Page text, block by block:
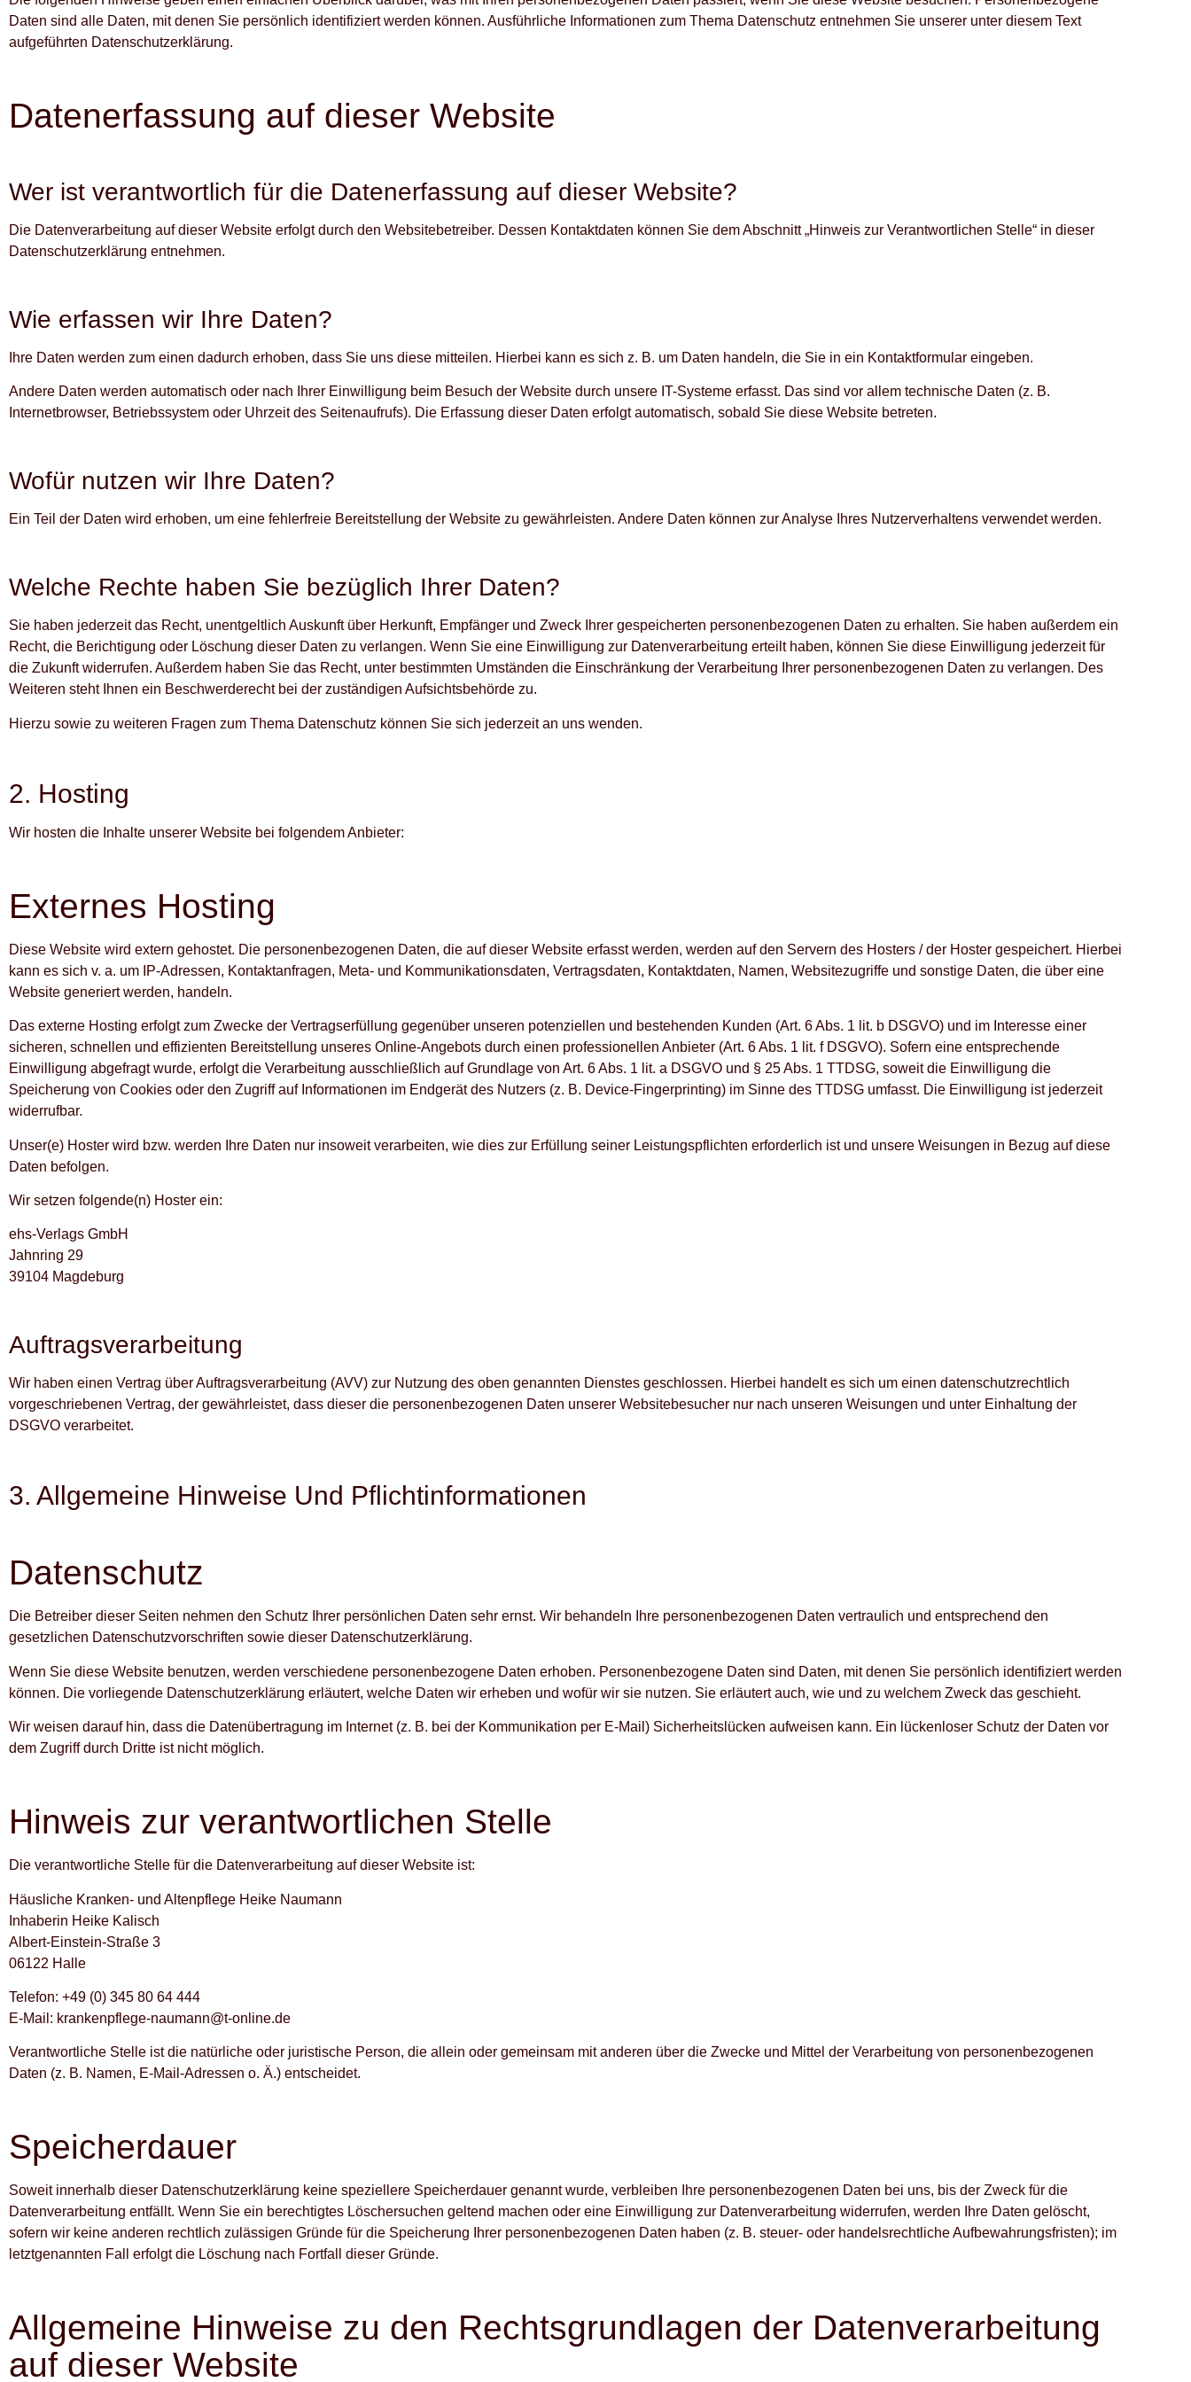
Daten sind alle Daten, mit denen Sie persönlich identifiziert werden können. Ausführliche Informationen zum Thema Datenschutz entnehmen Sie unserer unter diesem Text
aufgeführten Datenschutzerklärung.
Datenerfassung auf dieser Website
Wer ist verantwortlich für die Datenerfassung auf dieser Website?
Die Datenverarbeitung auf dieser Website erfolgt durch den Websitebetreiber. Dessen Kontaktdaten können Sie dem Abschnitt „Hinweis zur Verantwortlichen Stelle“ in dieser
Datenschutzerklärung entnehmen.
Wie erfassen wir Ihre Daten?
Ihre Daten werden zum einen dadurch erhoben, dass Sie uns diese mitteilen. Hierbei kann es sich z. B. um Daten handeln, die Sie in ein Kontaktformular eingeben.
Andere Daten werden automatisch oder nach Ihrer Einwilligung beim Besuch der Website durch unsere IT-Systeme erfasst. Das sind vor allem technische Daten (z. B.
Internetbrowser, Betriebssystem oder Uhrzeit des Seitenaufrufs). Die Erfassung dieser Daten erfolgt automatisch, sobald Sie diese Website betreten.
Wofür nutzen wir Ihre Daten?
Ein Teil der Daten wird erhoben, um eine fehlerfreie Bereitstellung der Website zu gewährleisten. Andere Daten können zur Analyse Ihres Nutzerverhaltens verwendet werden.
Welche Rechte haben Sie bezüglich Ihrer Daten?
Sie haben jederzeit das Recht, unentgeltlich Auskunft über Herkunft, Empfänger und Zweck Ihrer gespeicherten personenbezogenen Daten zu erhalten. Sie haben außerdem ein
Recht, die Berichtigung oder Löschung dieser Daten zu verlangen. Wenn Sie eine Einwilligung zur Datenverarbeitung erteilt haben, können Sie diese Einwilligung jederzeit für
die Zukunft widerrufen. Außerdem haben Sie das Recht, unter bestimmten Umständen die Einschränkung der Verarbeitung Ihrer personenbezogenen Daten zu verlangen. Des
Weiteren steht Ihnen ein Beschwerderecht bei der zuständigen Aufsichtsbehörde zu.
Hierzu sowie zu weiteren Fragen zum Thema Datenschutz können Sie sich jederzeit an uns wenden.
2. Hosting
Wir hosten die Inhalte unserer Website bei folgendem Anbieter:
Externes Hosting
Diese Website wird extern gehostet. Die personenbezogenen Daten, die auf dieser Website erfasst werden, werden auf den Servern des Hosters / der Hoster gespeichert. Hierbei
kann es sich v. a. um IP-Adressen, Kontaktanfragen, Meta- und Kommunikationsdaten, Vertragsdaten, Kontaktdaten, Namen, Websitezugriffe und sonstige Daten, die über eine
Website generiert werden, handeln.
Das externe Hosting erfolgt zum Zwecke der Vertragserfüllung gegenüber unseren potenziellen und bestehenden Kunden (Art. 6 Abs. 1 lit. b DSGVO) und im Interesse einer
sicheren, schnellen und effizienten Bereitstellung unseres Online-Angebots durch einen professionellen Anbieter (Art. 6 Abs. 1 lit. f DSGVO). Sofern eine entsprechende
Einwilligung abgefragt wurde, erfolgt die Verarbeitung ausschließlich auf Grundlage von Art. 6 Abs. 1 lit. a DSGVO und § 25 Abs. 1 TTDSG, soweit die Einwilligung die
Speicherung von Cookies oder den Zugriff auf Informationen im Endgerät des Nutzers (z. B. Device-Fingerprinting) im Sinne des TTDSG umfasst. Die Einwilligung ist jederzeit
widerrufbar.
Unser(e) Hoster wird bzw. werden Ihre Daten nur insoweit verarbeiten, wie dies zur Erfüllung seiner Leistungspflichten erforderlich ist und unsere Weisungen in Bezug auf diese
Daten befolgen.
Wir setzen folgende(n) Hoster ein:
ehs-Verlags GmbH
Jahnring 29
39104 Magdeburg
Auftragsverarbeitung
Wir haben einen Vertrag über Auftragsverarbeitung (AVV) zur Nutzung des oben genannten Dienstes geschlossen. Hierbei handelt es sich um einen datenschutzrechtlich
vorgeschriebenen Vertrag, der gewährleistet, dass dieser die personenbezogenen Daten unserer Websitebesucher nur nach unseren Weisungen und unter Einhaltung der
DSGVO verarbeitet.
3. Allgemeine Hinweise Und Pflicht­informationen
Datenschutz
Die Betreiber dieser Seiten nehmen den Schutz Ihrer persönlichen Daten sehr ernst. Wir behandeln Ihre personenbezogenen Daten vertraulich und entsprechend den
gesetzlichen Datenschutzvorschriften sowie dieser Datenschutzerklärung.
Wenn Sie diese Website benutzen, werden verschiedene personenbezogene Daten erhoben. Personenbezogene Daten sind Daten, mit denen Sie persönlich identifiziert werden
können. Die vorliegende Datenschutzerklärung erläutert, welche Daten wir erheben und wofür wir sie nutzen. Sie erläutert auch, wie und zu welchem Zweck das geschieht.
Wir weisen darauf hin, dass die Datenübertragung im Internet (z. B. bei der Kommunikation per E-Mail) Sicherheitslücken aufweisen kann. Ein lückenloser Schutz der Daten vor
dem Zugriff durch Dritte ist nicht möglich.
Hinweis zur verantwortlichen Stelle
Die verantwortliche Stelle für die Datenverarbeitung auf dieser Website ist:
Häusliche Kranken- und Altenpflege Heike Naumann
Inhaberin Heike Kalisch
Albert-Einstein-Straße 3
06122 Halle
Telefon: +49 (0) 345 80 64 444
E-Mail: krankenpflege-naumann@t-online.de
Verantwortliche Stelle ist die natürliche oder juristische Person, die allein oder gemeinsam mit anderen über die Zwecke und Mittel der Verarbeitung von personenbezogenen
Daten (z. B. Namen, E-Mail-Adressen o. Ä.) entscheidet.
Speicherdauer
Soweit innerhalb dieser Datenschutzerklärung keine speziellere Speicherdauer genannt wurde, verbleiben Ihre personenbezogenen Daten bei uns, bis der Zweck für die
Datenverarbeitung entfällt. Wenn Sie ein berechtigtes Löschersuchen geltend machen oder eine Einwilligung zur Datenverarbeitung widerrufen, werden Ihre Daten gelöscht,
sofern wir keine anderen rechtlich zulässigen Gründe für die Speicherung Ihrer personenbezogenen Daten haben (z. B. steuer- oder handelsrechtliche Aufbewahrungsfristen); im
letztgenannten Fall erfolgt die Löschung nach Fortfall dieser Gründe.
Allgemeine Hinweise zu den Rechtsgrundlagen der Datenverarbeitung
auf dieser Website